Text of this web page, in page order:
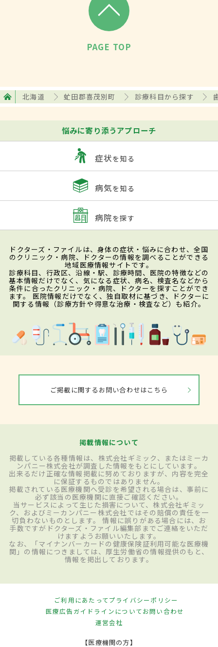
PAGE TOP
北海道 虻田郡喜茂別町 診療科目から探す
悩みに寄り添うアプローチ
症状を知る
病気を知る
病院を探す
ドクターズ・ファイルは、身体の症状・悩みに合わせ、全国
のクリニック・病院、ドクターの情報を調べることができる
地域医療情報サイトです。
診療科目、行政区、沿線・駅、診療時間、医院の特徴などの
基本情報だけでなく、気になる症状、病名、検査名などから
条件に合ったクリニック・病院、ドクターを探すことができ
ます。 医院情報だけでなく、独自取材に基づき、ドクターに
関する情報（診療方針や得意な治療・検査など）も紹介。
ご掲載に関するお問い合わせはこちら
掲載情報について
掲載している各種情報は、株式会社ギミック、またはミーカ
ンパニー株式会社が調査した情報をもとにしています。
出来るだけ正確な情報掲載に努めておりますが、内容を完全
に保証するものではありません。
掲載されている医療機関へ受診を希望される場合は、事前に
必ず該当の医療機関に直接ご確認ください。
当サービスによって生じた損害について、株式会社ギミッ
ク、およびミーカンパニー株式会社ではその賠償の責任を一
切負わないものとします。 情報に誤りがある場合には、お
手数ですがドクターズ・ファイル編集部までご連絡をいただ
けますようお願いいたします。
なお、「マイナンバーカードの健康保険証利用可能な医療機
関」の情報につきましては、厚生労働省の情報提供のもと、
情報を掲出しております。
ご利用にあたってプライバシーポリシー
医療広告ガイドラインについてお問い合わせ
運営会社
【医療機関の方】